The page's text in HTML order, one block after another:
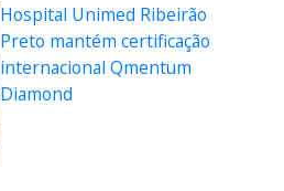
Hospital Unimed Ribeirão
Preto mantém certificação
internacional Qmentum
Diamond